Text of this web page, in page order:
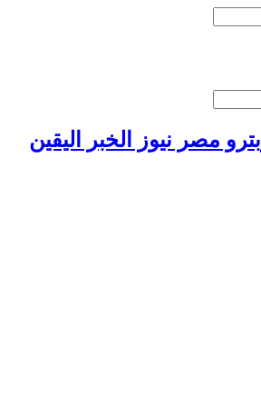
بترو مصر نيوز الخبر اليقين